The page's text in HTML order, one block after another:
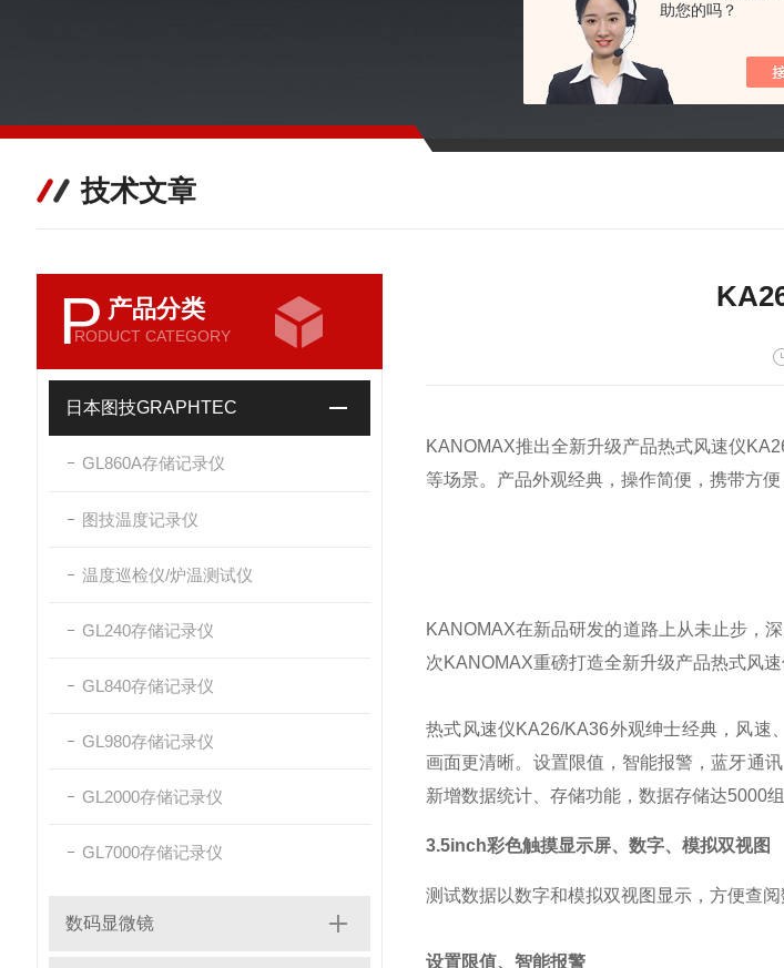
助您的吗？
技术文章
P 产品分类
RODUCT CATEGORY
日本图技GRAPHTEC
GL860A存储记录仪
图技温度记录仪
温度巡检仪/炉温测试仪
GL240存储记录仪
GL840存储记录仪
GL980存储记录仪
GL2000存储记录仪
GL7000存储记录仪
数码显微镜
KANOMAX推出全新升级产品热式风速仪
等场景。产品外观经典，操作简便，携带方
KANOMAX在新品研发的道路上从未止步，
次KANOMAX重磅打造全新升级产品热式风速
热式风速仪KA26/KA36外观绅士经典，风速
画面更清晰。设置限值，智能报警，蓝牙通
新增数据统计、存储功能，数据存储达5000
3.5inch彩色触摸显示屏、数字、模拟双视图
测试数据以数字和模拟双视图显示，方便查阅
设置限值、智能报警